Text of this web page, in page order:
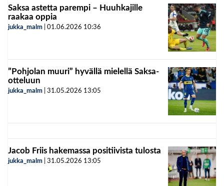
Saksa astetta parempi – Huuhkajille
raakaa oppia
jukka_malm 01.06.2026 10:36
”Pohjolan muuri” hyvällä mielellä Saksa-
otteluun
jukka_malm 31.05.2026 13:05
Jacob Friis hakemassa positiivista tulosta
jukka_malm 31.05.2026 13:05